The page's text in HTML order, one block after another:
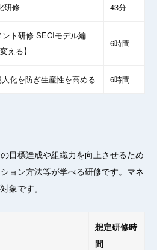
研修 43分
ト研修 SECIモデル編
える】
6時間
化を防ぎ生産性を高める 6時間
目標達成や組織力を向上させるため
ョン方法等が学べる研修です。マネ
象です。
想定研修時
間